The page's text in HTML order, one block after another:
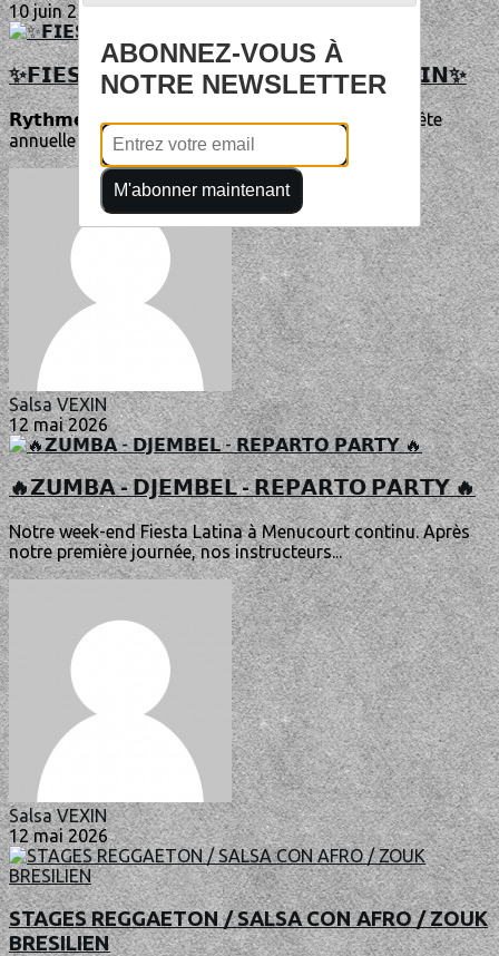
10 juin 2026
✨𝗙𝗜𝗘𝗦𝗧𝗔 𝗟𝗔𝗧𝗜𝗡𝗔 - 𝗦𝗔𝗠 𝟲 & 𝗗𝗜𝗠 𝟳 𝗝𝗨𝗜𝗡✨
𝗥𝘆𝘁𝗵𝗺𝗲𝘀 𝗖𝘂𝗯𝗮𝗶𝗻𝘀 & 𝗔𝗳𝗿𝗼-𝗖𝗮𝗿𝗶𝗯é𝗲𝗻𝘀Grande fête
annuelle de l’association Cergy Salsa Vexin les...
Salsa VEXIN
12 mai 2026
🔥𝗭𝗨𝗠𝗕𝗔 - 𝗗𝗝𝗘𝗠𝗕𝗘𝗟 - 𝗥𝗘𝗣𝗔𝗥𝗧𝗢 𝗣𝗔𝗥𝗧𝗬 🔥
Notre week-end Fiesta Latina à Menucourt continu. Après
notre première journée, nos instructeurs...
Salsa VEXIN
12 mai 2026
STAGES REGGAETON / SALSA CON AFRO / ZOUK
BRESILIEN
ABONNEZ-VOUS À
NOTRE NEWSLETTER
M'abonner maintenant